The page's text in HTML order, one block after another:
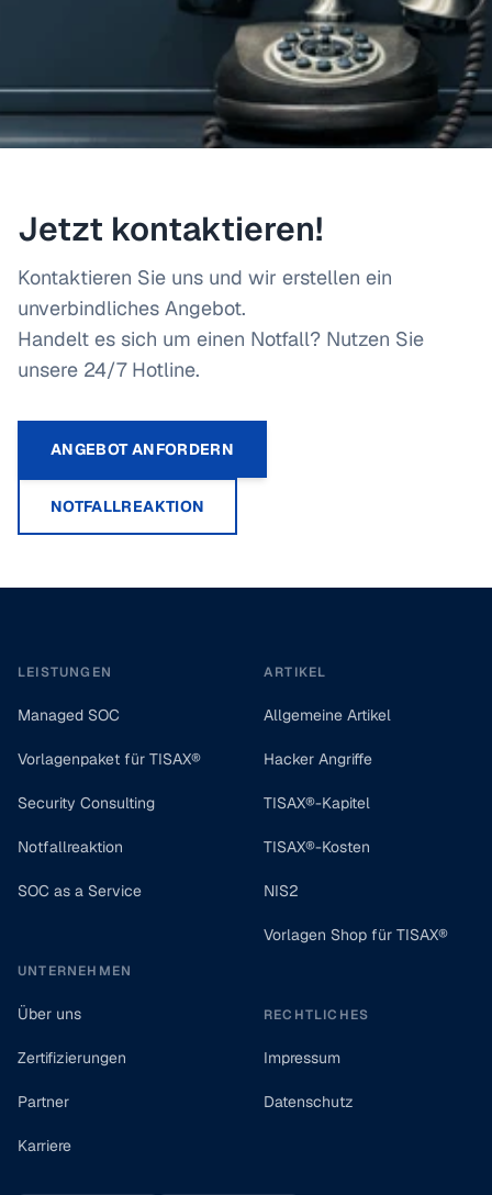
Jetzt kontaktieren!
Kontaktieren Sie uns und wir erstellen ein
unverbindliches Angebot.
Handelt es sich um einen Notfall? Nutzen Sie
unsere 24/7 Hotline.
ANGEBOT ANFORDERN
NOTFALLREAKTION
LEISTUNGEN
Managed SOC
Vorlagenpaket für TISAX®
Security Consulting
Notfallreaktion
SOC as a Service
UNTERNEHMEN
Über uns
Zertifizierungen
Partner
Karriere
ARTIKEL
Allgemeine Artikel
Hacker Angriffe
TISAX®-Kapitel
TISAX®-Kosten
NIS2
Vorlagen Shop für TISAX®
RECHTLICHES
Impressum
Datenschutz